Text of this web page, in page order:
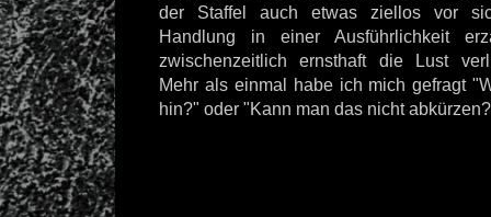
der Staffel auch etwas ziellos vor
Handlung in einer Ausführlichkeit
zwischenzeitlich ernsthaft die Lust
Mehr als einmal habe ich mich gefragt
hin?" oder "Kann man das nicht